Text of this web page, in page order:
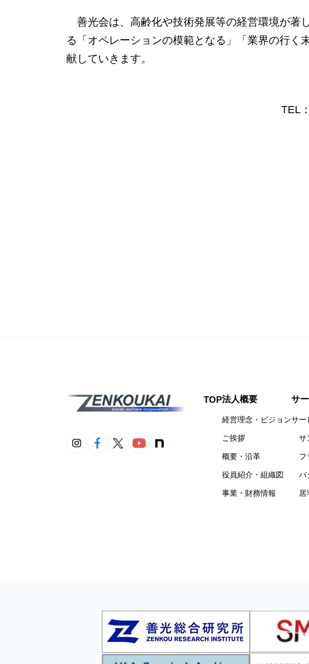
善光会は、高齢化や技術発展等の経営環境が著
る「オペレーションの模範となる」「業界の行
献していきます。
TEL
TOP法人概要
経営理念・ビジョン
ご挨拶
概要・沿革
役員紹介・組織図
事業・財務情報
サ
サー
サ
フ
バ
居